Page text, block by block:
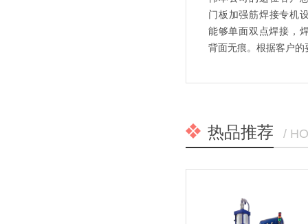
门板加强筋焊接专机设
能够单面双点焊接，
背面无痕。根据客户
热品推荐 /